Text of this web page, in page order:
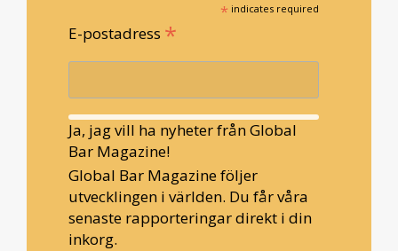
* indicates required
E-postadress *
Ja, jag vill ha nyheter från Global
Bar Magazine!
Global Bar Magazine följer
utvecklingen i världen. Du får våra
senaste rapporteringar direkt i din
inkorg.